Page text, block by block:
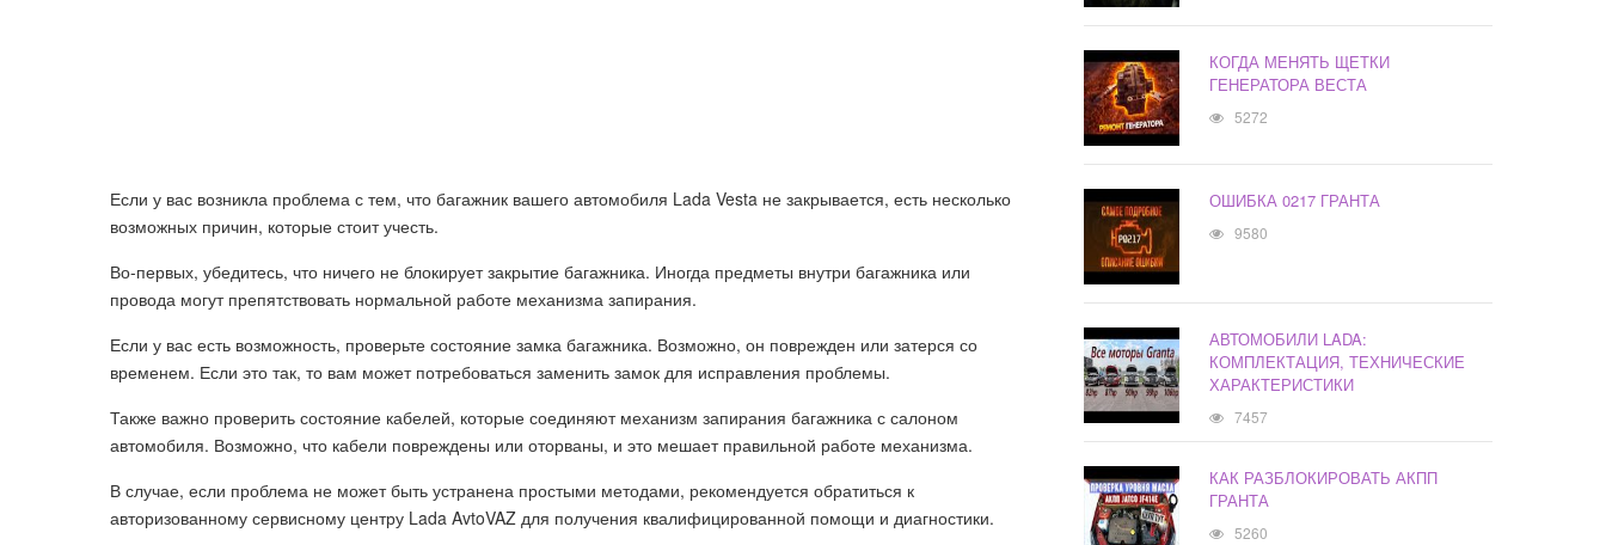
Если у вас возникла проблема с тем, что багажник вашего автомобиля Lada Vesta не закрывается, есть несколько
возможных причин, которые стоит учесть.
Во-первых, убедитесь, что ничего не блокирует закрытие багажника. Иногда предметы внутри багажника или
провода могут препятствовать нормальной работе механизма запирания.
Если у вас есть возможность, проверьте состояние замка багажника. Возможно, он поврежден или затерся со
временем. Если это так, то вам может потребоваться заменить замок для исправления проблемы.
Также важно проверить состояние кабелей, которые соединяют механизм запирания багажника с салоном
автомобиля. Возможно, что кабели повреждены или оторваны, и это мешает правильной работе механизма.
В случае, если проблема не может быть устранена простыми методами, рекомендуется обратиться к
авторизованному сервисному центру Lada AvtoVAZ для получения квалифицированной помощи и диагностики.
КОГДА МЕНЯТЬ ЩЕТКИ
ГЕНЕРАТОРА ВЕСТА
5272
ОШИБКА 0217 ГРАНТА
9580
АВТОМОБИЛИ LADA:
КОМПЛЕКТАЦИЯ, ТЕХНИЧЕСКИЕ
ХАРАКТЕРИСТИКИ
7457
КАК РАЗБЛОКИРОВАТЬ АКПП
ГРАНТА
5260